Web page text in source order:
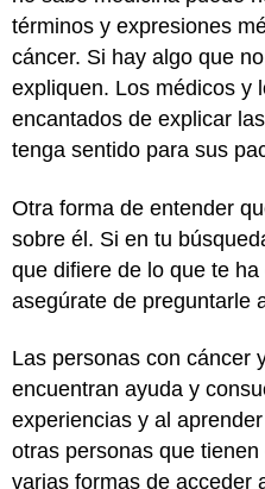
términos y expresiones
cáncer. Si hay algo que
expliquen. Los médicos y
encantados de explicar
tenga sentido para sus
Otra forma de entender
sobre él. Si en tu
que difiere de lo que te
asegúrate de preguntarle
Las personas con cáncer
encuentran ayuda y
experiencias y al
otras personas que
varias formas de acceder